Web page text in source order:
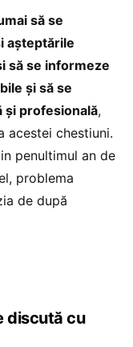
să se
așteptările
să se informeze
și să se
și profesională,
acestei chestiuni.
penultimul an de
problema
de după
discută cu